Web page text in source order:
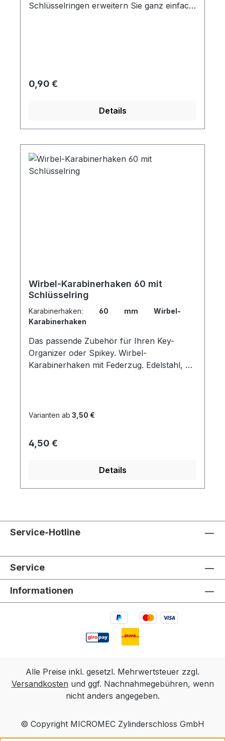
Schlüsselringen erweitern Sie ganz einfach
oder nicht häufig verwendete Schlüssel
leicht mit dem Organizer zu verbinden.
Regulärer Preis:
0,90 €
Details
Wirbel-Karabinerhaken 60 mit
Schlüsselring
Karabinerhaken: 60 mm Wirbel-
Karabinerhaken
Das passende Zubehör für Ihren Key-
Organizer oder Spikey. Wirbel-
Karabinerhaken mit Federzug. Edelstahl, ca.
Varianten ab 3,50 €
Regulärer Preis:
4,50 €
Details
Service-Hotline
Service
Informationen
Alle Preise inkl. gesetzl. Mehrwertsteuer zzgl.
Versandkosten und ggf. Nachnahmegebühren, wenn
nicht anders angegeben.
© Copyright MICROMEC Zylinderschloss GmbH